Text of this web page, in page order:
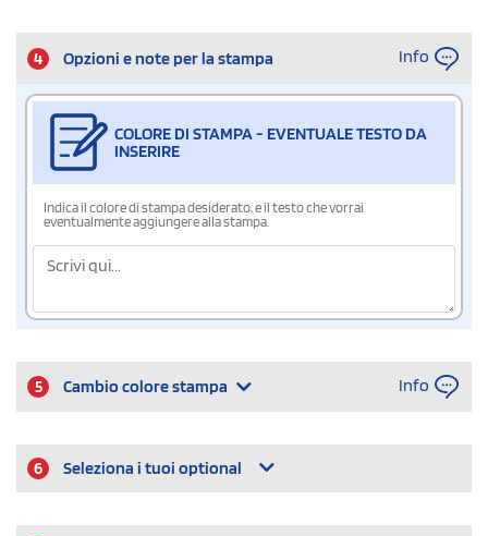
4 Opzioni e note per la stampa Info
COLORE DI STAMPA - EVENTUALE TESTO DA
INSERIRE
Indica il colore di stampa desiderato, e il testo che vorrai
eventualmente aggiungere alla stampa.
5 Cambio colore stampa Info
6 Seleziona i tuoi optional